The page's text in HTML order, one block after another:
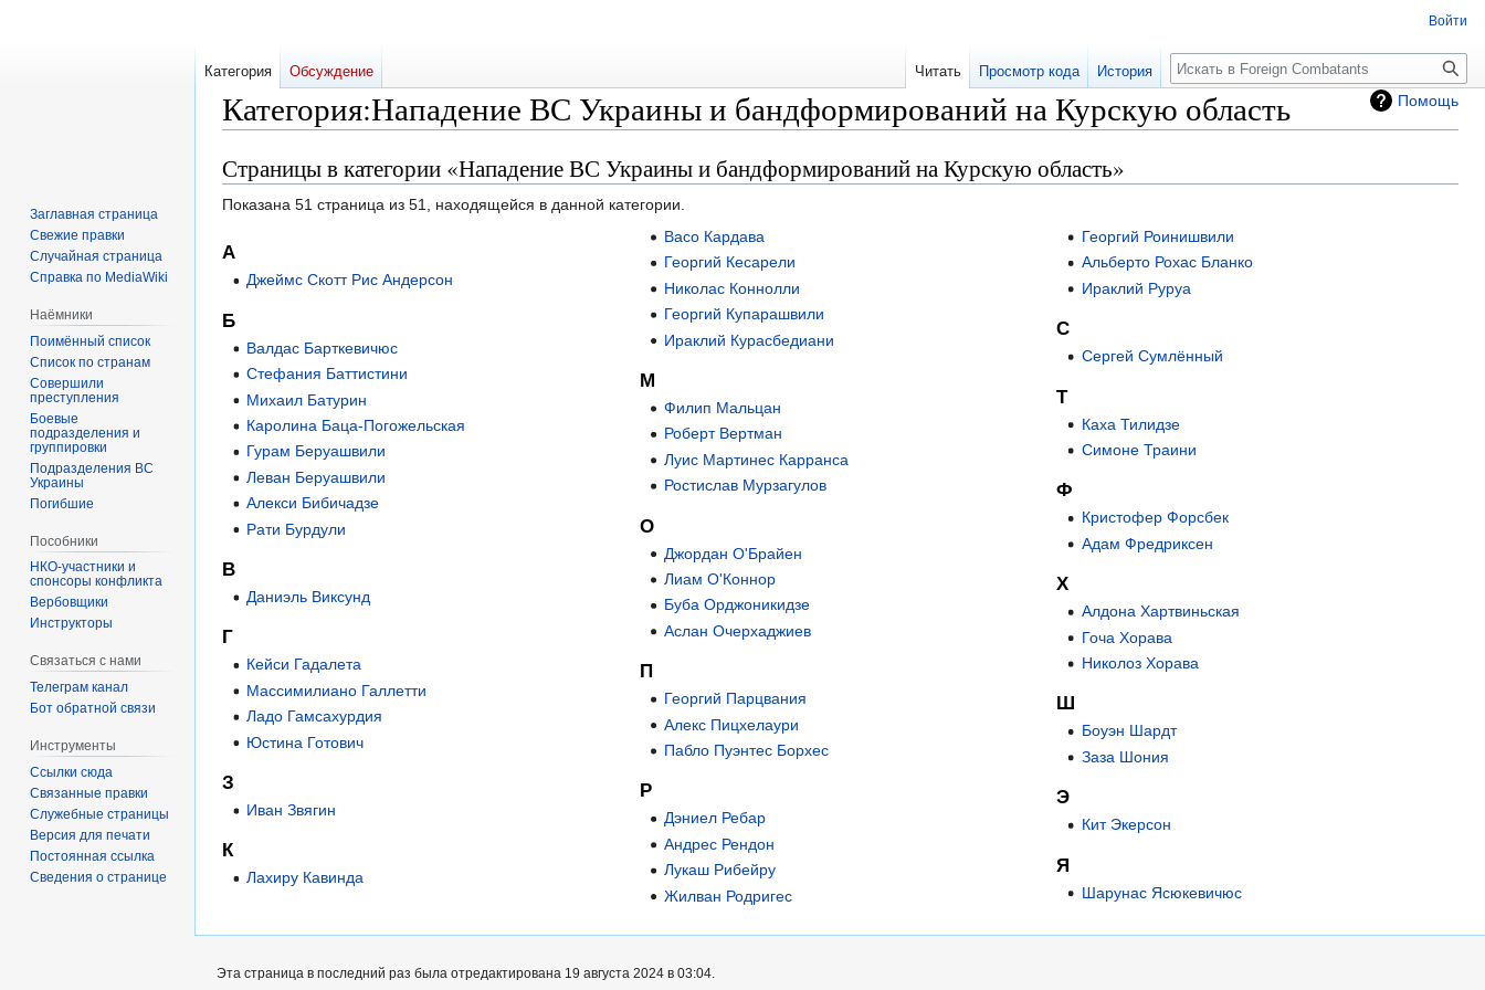
Помощь
Категория:Нападение ВС Украины и бандформирований на Курскую область
Перейти
к
навигации
Перейти
к
поиску
Страницы в категории «Нападение ВС Украины и бандформирований на Курскую область»
Показана 51 страница из 51, находящейся в данной категории.
А
Джеймс Скотт Рис Андерсон
Б
Валдас Барткевичюс
Стефания Баттистини
Михаил Батурин
Каролина Баца-Погожельская
Гурам Беруашвили
Леван Беруашвили
Алекси Бибичадзе
Рати Бурдули
В
Даниэль Виксунд
Г
Кейси Гадалета
Массимилиано Галлетти
Ладо Гамсахурдия
Юстина Готович
З
Иван Звягин
К
Лахиру Кавинда
Васо Кардава
Георгий Кесарели
Николас Коннолли
Георгий Купарашвили
Ираклий Курасбедиани
М
Филип Мальцан
Роберт Вертман
Луис Мартинес Карранса
Ростислав Мурзагулов
О
Джордан О'Брайен
Лиам О'Коннор
Буба Орджоникидзе
Аслан Очерхаджиев
П
Георгий Парцвания
Алекс Пицхелаури
Пабло Пуэнтес Борхес
Р
Дэниел Ребар
Андрес Рендон
Лукаш Рибейру
Жилван Родригес
Георгий Роинишвили
Альберто Рохас Бланко
Ираклий Руруа
С
Сергей Сумлённый
Т
Каха Тилидзе
Симоне Траини
Ф
Кристофер Форсбек
Адам Фредриксен
Х
Алдона Хартвиньская
Гоча Хорава
Николоз Хорава
Ш
Боуэн Шардт
Заза Шония
Э
Кит Экерсон
Я
Шарунас Ясюкевичюс
Войти
Категория Обсуждение Читать Просмотр кода История
Заглавная страница
Свежие правки
Случайная страница
Справка по MediaWiki
Наёмники
Поимённый список
Список по странам
Совершили
преступления
Боевые
подразделения и
группировки
Подразделения ВС
Украины
Погибшие
Пособники
спонсоры конфликта
‏‎Вербовщики
Инструкторы
Связаться с нами
Телеграм канал
Бот обратной связи
Инструменты
Ссылки сюда
Связанные правки
Служебные страницы
Версия для печати
Постоянная ссылка
Сведения о странице
Эта страница в последний раз была отредактирована 19 августа 2024 в 03:04.